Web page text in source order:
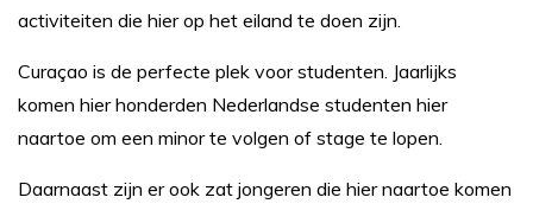
activiteiten die hier op het eiland te doen zijn.
Curaçao is de perfecte plek voor studenten. Jaarlijks
komen hier honderden Nederlandse studenten hier
naartoe om een minor te volgen of stage te lopen.
Daarnaast zijn er ook zat jongeren die hier naartoe komen